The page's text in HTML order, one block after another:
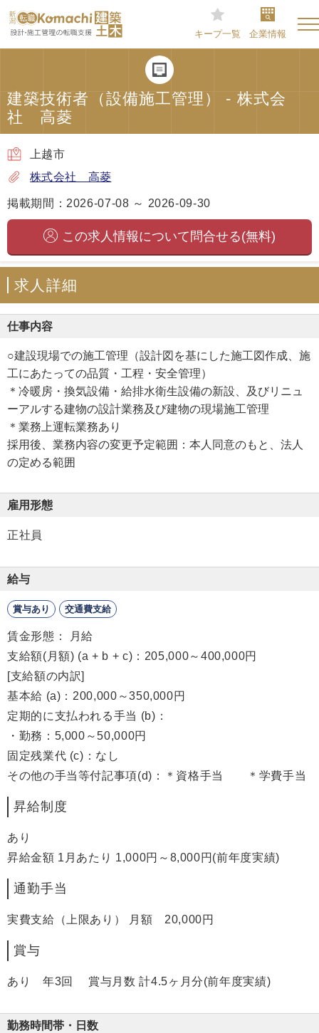
キープ一覧 企業情報
建築技術者（設備施工管理） - 株式会
社 高菱
上越市
株式会社 高菱
掲載期間：2026-07-08 ～ 2026-09-30
この求人情報について問合せる(無料)
求人詳細
仕事内容
○建設現場での施工管理（設計図を基にした施工図作成、施
工にあたっての品質・工程・安全管理）
＊冷暖房・換気設備・給排水衛生設備の新設、及びリニュ
ーアルする建物の設計業務及び建物の現場施工管理
＊業務上運転業務あり
採用後、業務内容の変更予定範囲：本人同意のもと、法人
の定める範囲
雇用形態
正社員
給与
賞与あり 交通費支給
賃金形態： 月給
支給額(月額) (a + b + c)：205,000～400,000円
[支給額の内訳]
基本給 (a)：200,000～350,000円
定期的に支払われる手当 (b)：
・勤務：5,000～50,000円
固定残業代 (c)：なし
その他の手当等付記事項(d)：＊資格手当 ＊学費手当
昇給制度
あり
昇給金額 1月あたり 1,000円～8,000円(前年度実績)
通勤手当
実費支給（上限あり） 月額 20,000円
賞与
あり 年3回 賞与月数 計4.5ヶ月分(前年度実績)
勤務時間帯・日数